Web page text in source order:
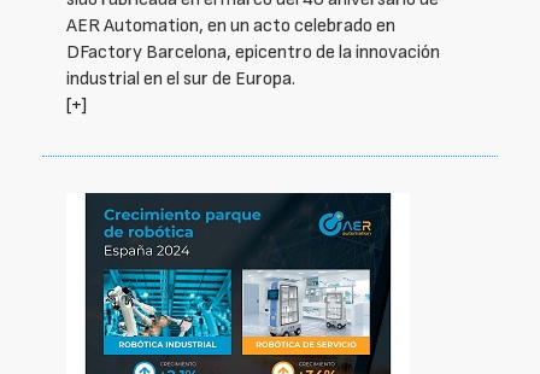
AER Automation, en un acto celebrado en
DFactory Barcelona, epicentro de la innovación
industrial en el sur de Europa.
[+]